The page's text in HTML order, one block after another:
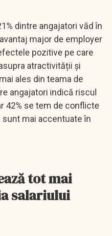
dintre angajatori văd în
major de employer
pozitive pe care
atractivității și
ales din teama de
angajatori indică riscul
42% se tem de conflicte
mai accentuate în
tot mai
salariului